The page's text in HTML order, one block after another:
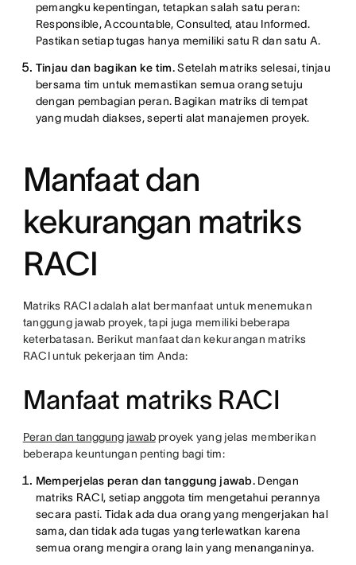
pemangku kepentingan, tetapkan salah satu peran:
Responsible, Accountable, Consulted, atau Informed.
Pastikan setiap tugas hanya memiliki satu R dan satu A.
Tinjau dan bagikan ke tim.Setelah matriks selesai, tinjau
bersama tim untuk memastikan semua orang setuju
dengan pembagian peran. Bagikan matriks di tempat
yang mudah diakses, seperti alat manajemen proyek.
Manfaat dan
kekurangan matriks
RACI
Matriks RACI adalah alat bermanfaat untuk menemukan
tanggung jawab proyek, tapi juga memiliki beberapa
keterbatasan. Berikut manfaat dan kekurangan matriks
RACI untuk pekerjaan tim Anda:
Manfaat matriks RACI
Peran dan tanggung jawabproyek yang jelas memberikan
beberapa keuntungan penting bagi tim:
Memperjelas peran dan tanggung jawab. Dengan
matriks RACI, setiap anggota tim mengetahui perannya
secara pasti. Tidak ada dua orang yang mengerjakan hal
sama, dan tidak ada tugas yang terlewatkan karena
semua orang mengira orang lain yang menanganinya.